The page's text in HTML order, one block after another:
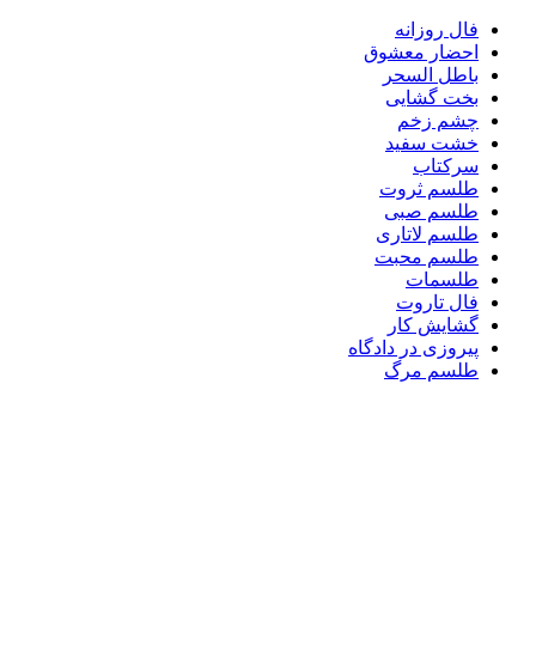
فال روزانه
احضار معشوق
باطل السحر
بخت گشایی
چشم زخم
خشت سفید
سرکتاب
طلسم ثروت
طلسم صبی
طلسم لاتاری
طلسم محبت
طلسمات
فال تاروت
گشایش کار
پیروزی در دادگاه
طلسم مرگ